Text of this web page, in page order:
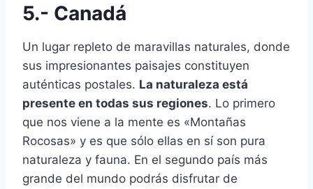
5.- Canadá
Un lugar repleto de maravillas naturales, donde
sus impresionantes paisajes constituyen
auténticas postales. La naturaleza está
presente en todas sus regiones. Lo primero
que nos viene a la mente es «Montañas
Rocosas» y es que sólo ellas en sí son pura
naturaleza y fauna. En el segundo país más
grande del mundo podrás disfrutar de